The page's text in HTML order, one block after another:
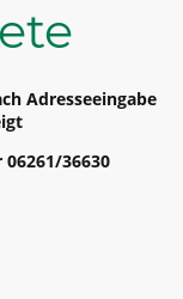
Adresseeingabe
36630